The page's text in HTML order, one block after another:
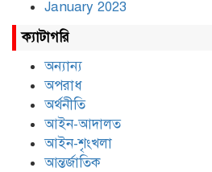
January 2023
ক্যাটাগরি
অন্যান্য
অপরাধ
অর্থনীতি
আইন-আদালত
আইন-শৃংখলা
আন্তর্জাতিক